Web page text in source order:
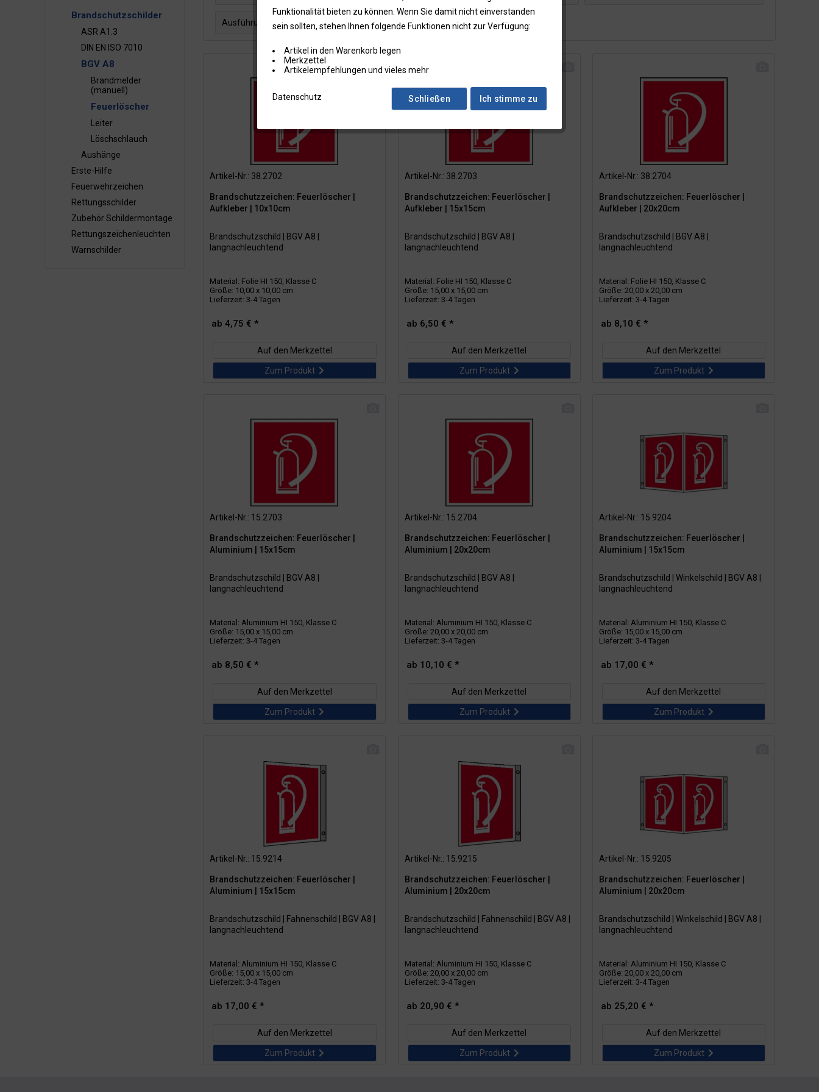
Brandschutzschilder
ASR A1.3
DIN EN ISO 7010
BGV A8
Brandmelder
(manuell)
Feuerlöscher
Leiter
Löschschlauch
Aushänge
Erste-Hilfe
Feuerwehrzeichen
Rettungsschilder
Zubehör Schildermontage
Rettungszeichenleuchten
Warnschilder
Aluminium HI 150, Klasse C
10,00 x 10,00 cm
Ausführung
langnachleuchtend
Artikel-Nr.: 38.2702
Brandschutzzeichen: Feuerlöscher |
Aufkleber | 10x10cm
Brandschutzschild | BGV A8 |
langnachleuchtend
Material: Folie HI 150, Klasse C
Größe: 10,00 x 10,00 cm
Lieferzeit: 3-4 Tagen
ab 4,75 € *
Auf den Merkzettel
Zum Produkt
Artikel-Nr.: 38.2703
Brandschutzzeichen: Feuerlöscher |
Aufkleber | 15x15cm
Brandschutzschild | BGV A8 |
langnachleuchtend
Material: Folie HI 150, Klasse C
Größe: 15,00 x 15,00 cm
Lieferzeit: 3-4 Tagen
ab 6,50 € *
Auf den Merkzettel
Zum Produkt
Artikel-Nr.: 38.2704
Brandschutzzeichen: Feuerlöscher |
Aufkleber | 20x20cm
Brandschutzschild | BGV A8 |
langnachleuchtend
Material: Folie HI 150, Klasse C
Größe: 20,00 x 20,00 cm
Lieferzeit: 3-4 Tagen
ab 8,10 € *
Auf den Merkzettel
Zum Produkt
Artikel-Nr.: 15.2703
Brandschutzzeichen: Feuerlöscher |
Aluminium | 15x15cm
Brandschutzschild | BGV A8 |
langnachleuchtend
Material: Aluminium HI 150, Klasse C
Größe: 15,00 x 15,00 cm
Lieferzeit: 3-4 Tagen
ab 8,50 € *
Auf den Merkzettel
Zum Produkt
Artikel-Nr.: 15.2704
Brandschutzzeichen: Feuerlöscher |
Aluminium | 20x20cm
Brandschutzschild | BGV A8 |
langnachleuchtend
Material: Aluminium HI 150, Klasse C
Größe: 20,00 x 20,00 cm
Lieferzeit: 3-4 Tagen
ab 10,10 € *
Auf den Merkzettel
Zum Produkt
Artikel-Nr.: 15.9204
Brandschutzzeichen: Feuerlöscher |
Aluminium | 15x15cm
Brandschutzschild | Winkelschild | BGV A8 |
langnachleuchtend
Material: Aluminium HI 150, Klasse C
Größe: 15,00 x 15,00 cm
Lieferzeit: 3-4 Tagen
ab 17,00 € *
Auf den Merkzettel
Zum Produkt
Artikel-Nr.: 15.9214
Brandschutzzeichen: Feuerlöscher |
Aluminium | 15x15cm
Brandschutzschild | Fahnenschild | BGV A8 |
langnachleuchtend
Material: Aluminium HI 150, Klasse C
Größe: 15,00 x 15,00 cm
Lieferzeit: 3-4 Tagen
ab 17,00 € *
Auf den Merkzettel
Zum Produkt
Artikel-Nr.: 15.9215
Brandschutzzeichen: Feuerlöscher |
Aluminium | 20x20cm
Brandschutzschild | Fahnenschild | BGV A8 |
langnachleuchtend
Material: Aluminium HI 150, Klasse C
Größe: 20,00 x 20,00 cm
Lieferzeit: 3-4 Tagen
ab 20,90 € *
Auf den Merkzettel
Zum Produkt
Artikel-Nr.: 15.9205
Brandschutzzeichen: Feuerlöscher |
Aluminium | 20x20cm
Brandschutzschild | Winkelschild | BGV A8 |
langnachleuchtend
Material: Aluminium HI 150, Klasse C
Größe: 20,00 x 20,00 cm
Lieferzeit: 3-4 Tagen
ab 25,20 € *
Auf den Merkzettel
Zum Produkt
Funktionalität bieten zu können. Wenn Sie damit nicht einverstanden
sein sollten, stehen Ihnen folgende Funktionen nicht zur Verfügung:
Artikel in den Warenkorb legen
Merkzettel
Artikelempfehlungen und vieles mehr
Datenschutz Ich stimme zu
Schließen